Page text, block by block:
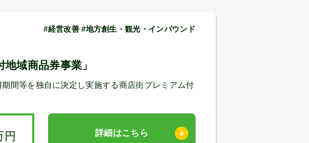
#経営改善 #地方創生・観光・インバウンド
域商品券事業」
間等を独自に決定し実施する商店街プレミアム付
円 詳細はこちら